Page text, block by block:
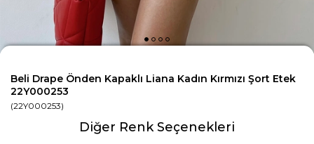
Beli Drape Önden Kapaklı Liana Kadın Kırmızı Şort Etek
22Y000253
(22Y000253)
Diğer Renk Seçenekleri